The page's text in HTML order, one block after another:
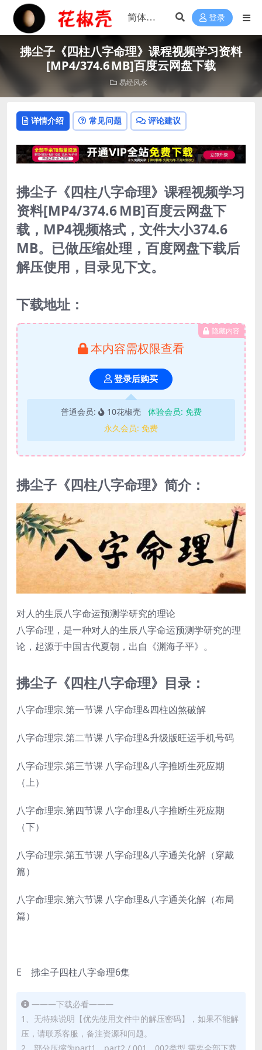
登录
拂尘子《四柱八字命理》课程视频学习资料
[MP4/374.6 MB]百度云网盘下载
易经风水
详情介绍 常见问题 评论建议
拂尘子《四柱八字命理》课程视频学习
资料[MP4/374.6 MB]百度云网盘下
载，MP4视频格式，文件大小374.6
MB。已做压缩处理，百度网盘下载后
解压使用，目录见下文。
下载地址：
隐藏内容
本内容需权限查看
登录后购买
普通会员: 10花椒壳 体验会员: 免费
永久会员: 免费
拂尘子《四柱八字命理》简介：
对人的生辰八字命运预测学研究的理论
八字命理，是一种对人的生辰八字命运预测学研究的理
论，起源于中国古代夏朝，出自《渊海子平》。
拂尘子《四柱八字命理》目录：
八字命理宗.第一节课 八字命理&四柱凶煞破解
八字命理宗.第二节课 八字命理&升级版旺运手机号码
八字命理宗.第三节课 八字命理&八字推断生死应期
（上）
八字命理宗.第四节课 八字命理&八字推断生死应期
（下）
八字命理宗.第五节课 八字命理&八字通关化解（穿戴
篇）
八字命理宗.第六节课 八字命理&八字通关化解（布局
篇）
E 拂尘子四柱八字命理6集
———下载必看———
1、无特殊说明【优先使用文件中的解压密码】，如果不能解
压，请联系客服，备注资源和问题。